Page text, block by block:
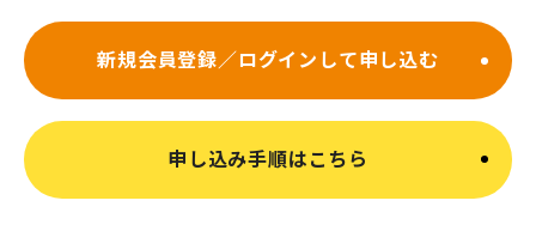
新規会員登録／ログインして申し込む
申し込み手順はこちら